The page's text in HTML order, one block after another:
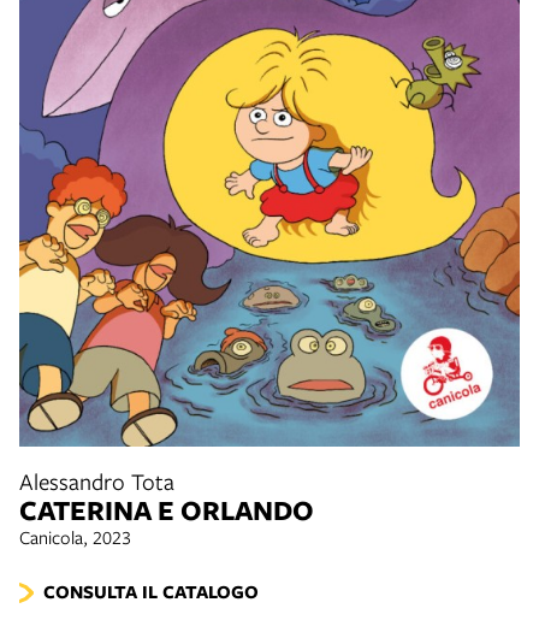
Alessandro Tota
CATERINA E ORLANDO
Canicola, 2023
CONSULTA IL CATALOGO